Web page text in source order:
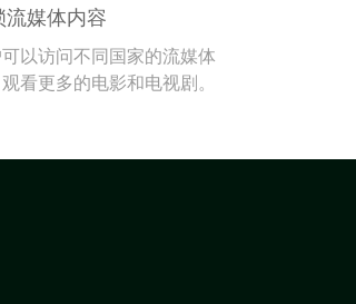
流媒体内容
以访问不同国家的流媒体
看更多的电影和电视剧。